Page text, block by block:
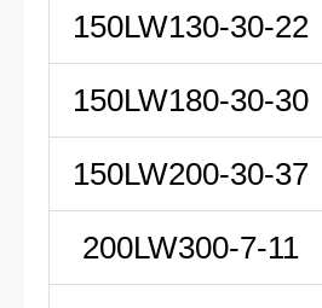
150LW130-30-22
150LW180-30-30
150LW200-30-37
200LW300-7-11